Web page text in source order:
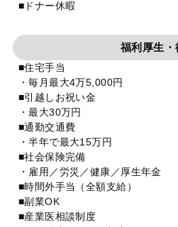
■ドナー休暇
福利厚生・
■住宅手当
・毎月最大4万5,000円
■引越しお祝い金
・最大30万円
■通勤交通費
・半年で最大15万円
■社会保険完備
・雇用／労災／健康／厚生年金
■時間外手当（全額支給）
■副業OK
■産業医相談制度